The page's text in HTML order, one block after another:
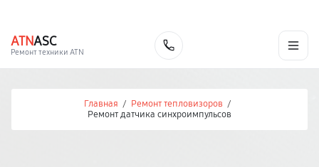
ATNASC
Ремонт техники ATN
Главная / Ремонт тепловизоров /
Ремонт датчика синхроимпульсов